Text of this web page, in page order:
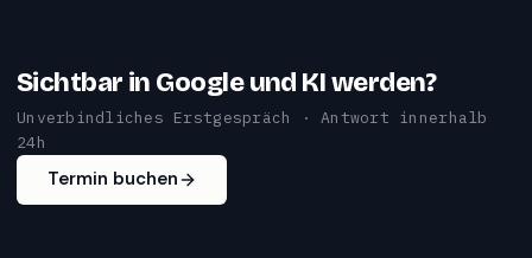
Sichtbar in Google und KI werden?
Unverbindliches Erstgespräch · Antwort innerhalb
24h
Termin buchen